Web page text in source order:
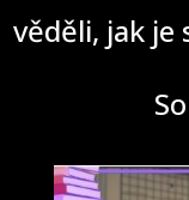
věděli, jak